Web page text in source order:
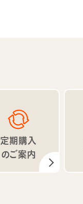
定期購入
のご案内